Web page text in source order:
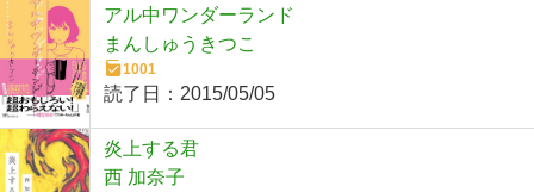
アル中ワンダーランド
まんしゅうきつこ
1001
読了日： 2015/05/05
炎上する君
西 加奈子